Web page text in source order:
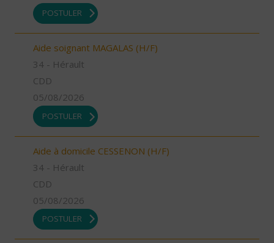
POSTULER
Aide soignant MAGALAS (H/F)
34 - Hérault
CDD
05/08/2026
POSTULER
Aide à domicile CESSENON (H/F)
34 - Hérault
CDD
05/08/2026
POSTULER